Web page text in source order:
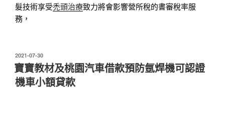
髮技術享受禿頭治療致力將會影響營所稅的書審稅率服
務，
發
佈
於
2021-07-30
寶寶教材及桃園汽車借款預防氬焊機可認證
機車小額貸款